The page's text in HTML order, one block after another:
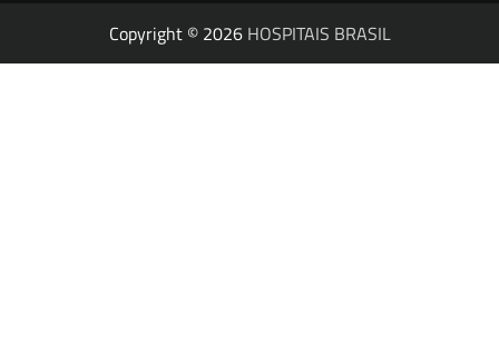
Copyright © 2026 HOSPITAIS BRASIL